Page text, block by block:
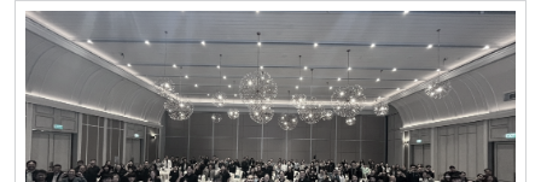
การบริหารความเสี่ยงไปประยุกต์ใช้ในการวางแผน การบริหารงาน
และการปฏิบัติงานได้อย่างเป็นระบบ ผ่านกิจกรรมเชิงปฏิบัติการ
พร้อมทั้งการแลกเปลี่ยนประสบการณ์และแนวปฏิบัติที่ดีร่วมกัน
ทั้งนี้ ได้รับเกียรติจาก ดร.อวิรุทธ์ ฉัตรมาลาทอง ผู้อำนวยการ
ศูนย์บริหารความเสี่ยง จุฬาลงกรณ์มหาวิทยาลัย เป็นวิทยากร
ผู้ทรงคุณวุฒิด้านการาบริหารความเสี่ยงในการถ่ายทอดองค์